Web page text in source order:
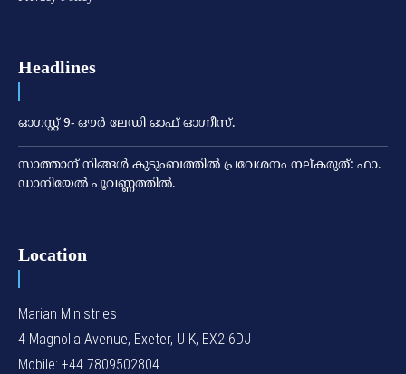
Headlines
ഓഗസ്റ്റ് 9- ഔര്‍ ലേഡി ഓഫ് ഓഗ്നീസ്.
സാത്താന് നിങ്ങള്‍ കുടുംബത്തില്‍ പ്രവേശനം നല്കരുത്: ഫാ.
ഡാനിയേല്‍ പൂവണ്ണത്തില്‍.
Location
Marian Ministries
4 Magnolia Avenue, Exeter, U K, EX2 6DJ
Mobile: +44 7809502804